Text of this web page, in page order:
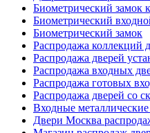
Биометрический замок
Биометрический
Биометрический замок
Распродажа коллекций
Распродажа дверей
Распродажа входных
Распродажа готовых
Распродажа дверей со
Входные
Двери Москва